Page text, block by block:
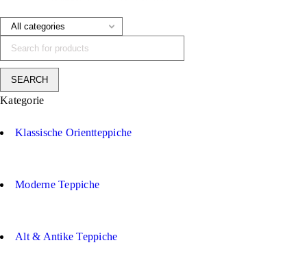
Kategorie
Klassische Orientteppiche
Moderne Teppiche
Alt & Antike Teppiche